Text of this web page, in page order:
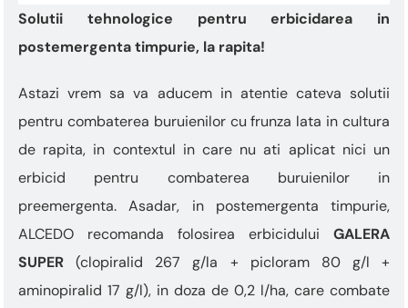
Solutii tehnologice pentru erbicidarea in
postemergenta timpurie, la rapita!
Astazi vrem sa va aducem in atentie cateva solutii
pentru combaterea buruienilor cu frunza lata in cultura
de rapita, in contextul in care nu ati aplicat nici un
erbicid pentru combaterea buruienilor in
preemergenta. Asadar, in postemergenta timpurie,
ALCEDO recomanda folosirea erbicidului GALERA
SUPER (clopiralid 267 g/la + picloram 80 g/l +
aminopiralid 17 g/l), in doza de 0,2 l/ha, care combate